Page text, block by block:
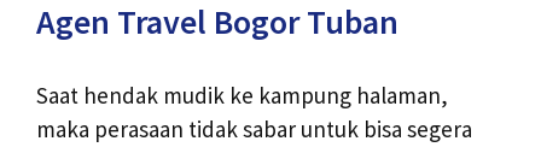
Agen Travel Bogor Tuban
Saat hendak mudik ke kampung halaman,
maka perasaan tidak sabar untuk bisa segera